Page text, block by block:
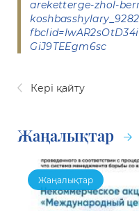
areketterge-zhol-
GiJ9TEEgm6sc
Кері қайту
Жаңалықтар
Жаңалықтар